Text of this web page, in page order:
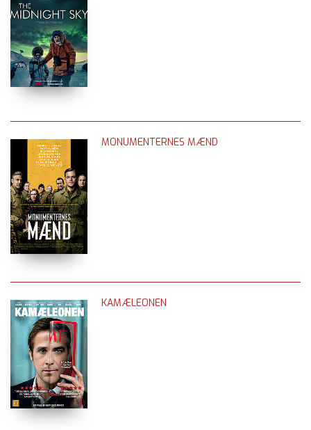
MONUMENTERNES MÆND
KAMÆLEONEN